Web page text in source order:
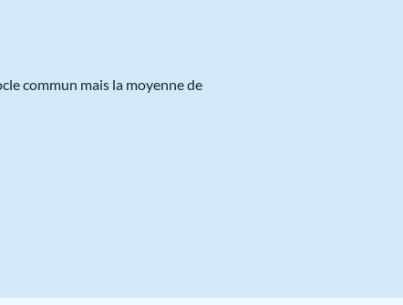
commun mais la moyenne de